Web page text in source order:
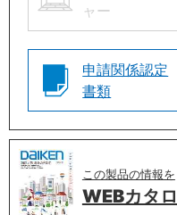
ャー
申請関係認定
書類
この製品の情報を
WEBカタ